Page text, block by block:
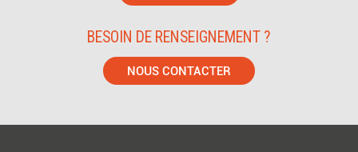
BESOIN DE RENSEIGNEMENT ?
NOUS CONTACTER